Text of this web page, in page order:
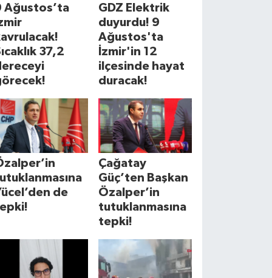
Ağustos’ta
37,2
GDZ Elektrik
duyurdu! 9
Ağustos'ta
İzmir'in 12
ilçesinde hayat
duracak!
de
Çağatay
Güç’ten Başkan
Özalper’in
tutuklanmasına
tepki!